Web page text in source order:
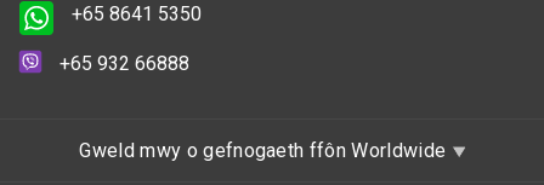
+65 8641 5350
+65 932 66888
Gweld mwy o gefnogaeth ffôn Worldwide